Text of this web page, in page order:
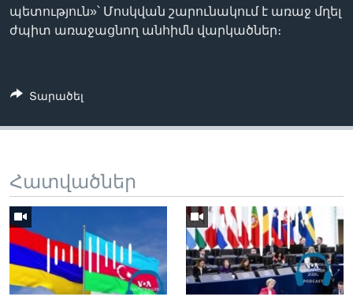
պետություն»՝ Մոսկվան շարունակում է առաջ մղել
ժպիտ առաջացնող անհիմն վարկածներ։
Տարածել
Հատվածներ